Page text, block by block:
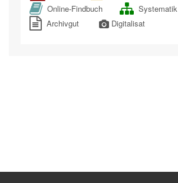
Online-Findbuch
Systematik
Archivgut
Digitalisat